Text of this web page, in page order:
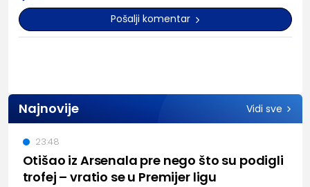
Pošalji komentar
Najnovije Vidi sve
Otišao iz Arsenala pre nego što su podigli
trofej – vratio se u Premijer ligu
23:48